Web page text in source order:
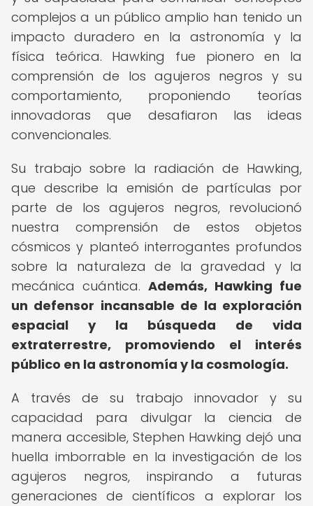
complejos a un público amplio han tenido un
impacto duradero en la astronomía y la
física teórica. Hawking fue pionero en la
comprensión de los agujeros negros y su
comportamiento, proponiendo teorías
innovadoras que desafiaron las ideas
convencionales.
Su trabajo sobre la radiación de Hawking,
que describe la emisión de partículas por
parte de los agujeros negros, revolucionó
nuestra comprensión de estos objetos
cósmicos y planteó interrogantes profundos
sobre la naturaleza de la gravedad y la
mecánica cuántica. Además, Hawking fue
un defensor incansable de la exploración
espacial y la búsqueda de vida
extraterrestre, promoviendo el interés
público en la astronomía y la cosmología.
A través de su trabajo innovador y su
capacidad para divulgar la ciencia de
manera accesible, Stephen Hawking dejó una
huella imborrable en la investigación de los
agujeros negros, inspirando a futuras
generaciones de científicos a explorar los